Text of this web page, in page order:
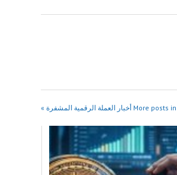
More posts in أخبار العملة الرقمية المشفرة »